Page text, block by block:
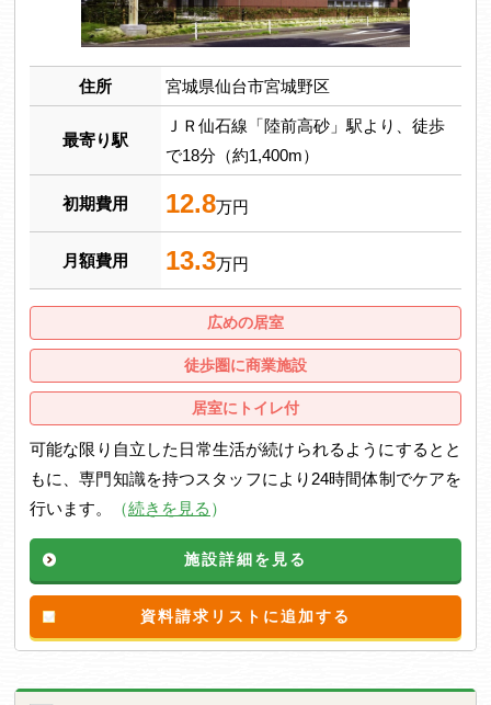
住所 宮城県仙台市宮城野区
最寄り駅
ＪＲ仙石線「陸前高砂」駅より、徒歩
で18分（約1,400m）
初期費用 12.8万円
月額費用 13.3万円
広めの居室
徒歩圏に商業施設
居室にトイレ付
可能な限り自立した日常生活が続けられるようにするとと
もに、専門知識を持つスタッフにより24時間体制でケアを
行います。
（続きを見る ）
施設詳細を見る
資料請求リストに追加する